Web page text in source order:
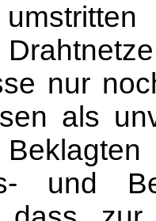
nur
als
und